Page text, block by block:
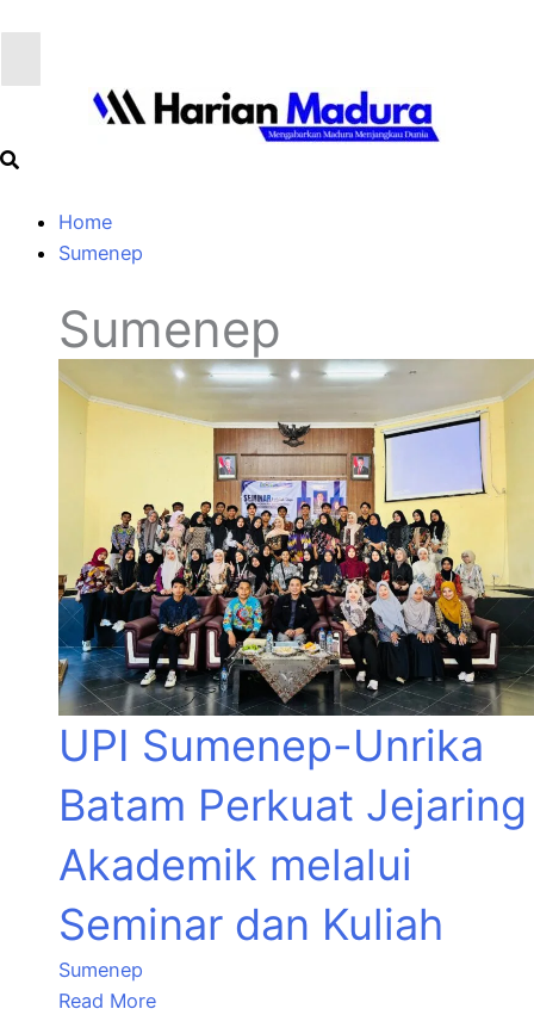
Home
Sumenep
Sumenep
UPI Sumenep-Unrika
Batam Perkuat Jejaring
Akademik melalui
Seminar dan Kuliah
Sumenep
Read More